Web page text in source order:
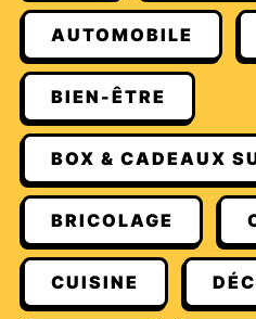
AUTOMOBILE
BIEN-ÊTRE
BOX & CADEAUX
BRICOLAGE
CUISINE